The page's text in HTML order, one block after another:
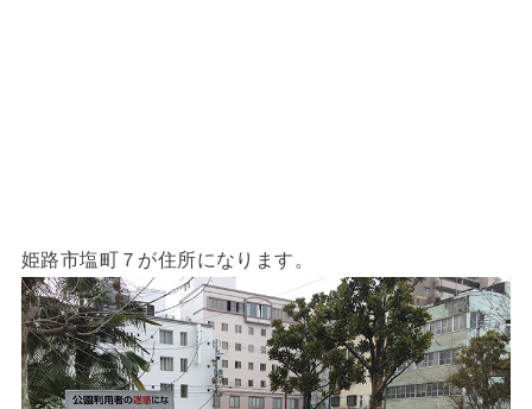
姫路市塩町７が住所になります。